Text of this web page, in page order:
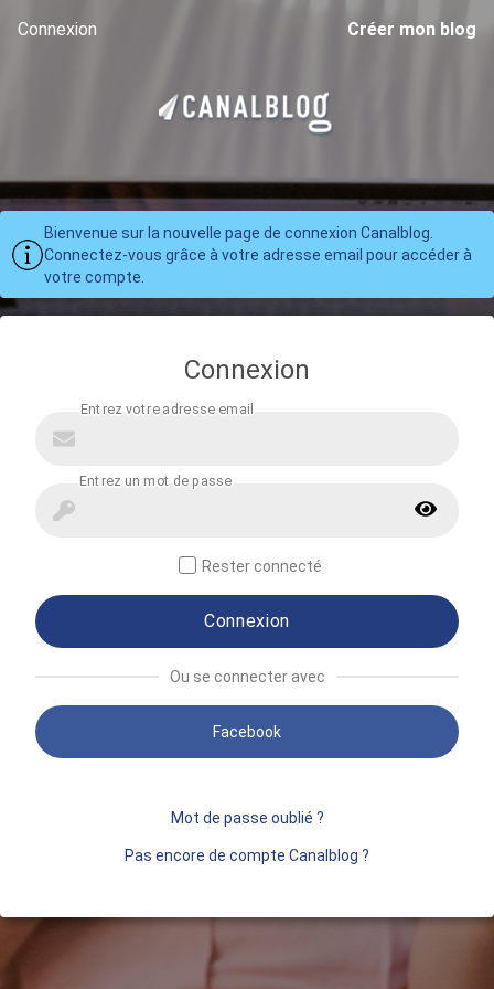
Connexion Créer mon blog
Bienvenue sur la nouvelle page de connexion Canalblog.
Connectez-vous grâce à votre adresse email pour accéder à
votre compte.
Connexion
Rester connecté
Connexion
Ou se connecter avec
Facebook
Mot de passe oublié ?
Pas encore de compte Canalblog ?